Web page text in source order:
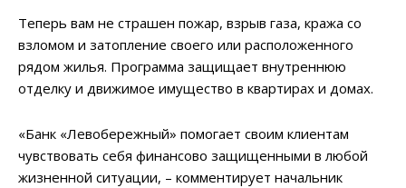
Теперь вам не страшен пожар, взрыв газа, кража со
взломом и затопление своего или расположенного
рядом жилья. Программа защищает внутреннюю
отделку и движимое имущество в квартирах и домах.
«Банк «Левобережный» помогает своим клиентам
чувствовать себя финансово защищенными в любой
жизненной ситуации, – комментирует начальник